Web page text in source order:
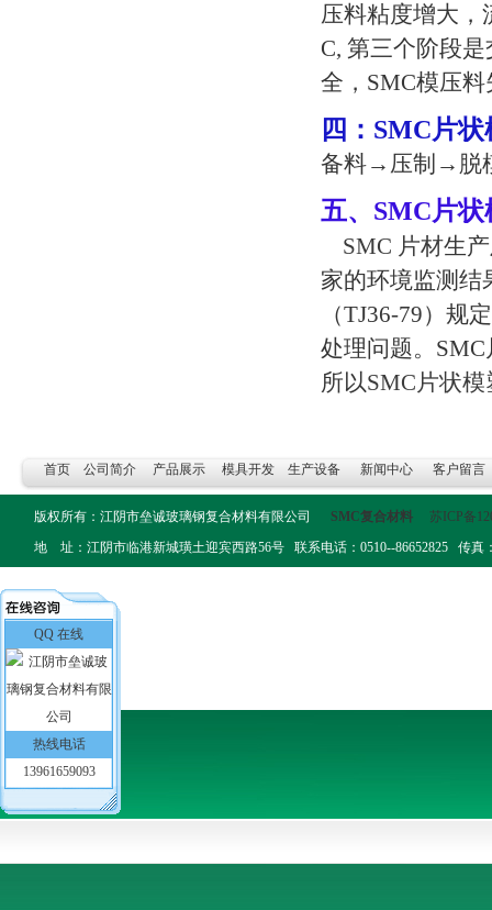
压料粘度增大，
C, 第三个阶段
全， SMC模压料
四： SMC片
备料→ 压制 → 脱
五、 SMC片
SMC 片材生
家的环境监测结
（TJ36-79）规
处理问题。 SMC
所以SMC片状
首页 公司简介 产品展示 模具开发 生产设备 新闻中心 客户留言
版权所有：江阴市垒诚玻璃钢复合材料有限公司 SMC复合材料
苏ICP备
地 址：江阴市临港新城璜土迎宾西路56号 联系电话：0510--86652825 传真
QQ 在线
热线电话
13961659093